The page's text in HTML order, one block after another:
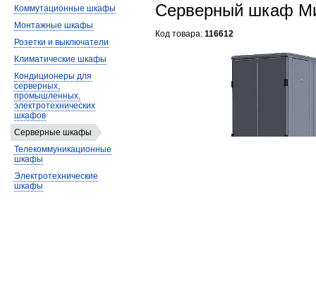
Серверный шкаф
Код товара: 116612
Коммутационные шкафы
Монтажные шкафы
Розетки и выключатели
Климатические шкафы
Кондиционеры для
серверных,
промышленных,
электротехнических
шкафов
Серверные шкафы
Телекоммуникационные
шкафы
Электротехнические
шкафы